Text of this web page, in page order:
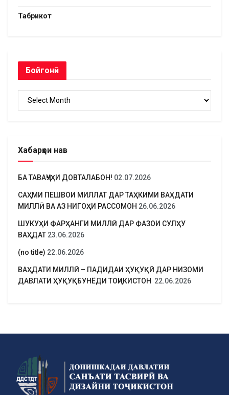
Табрикот
Бойгонӣ
Хабарҳои нав
БА ТАВАҶҶУҲИ ДОВТАЛАБОН! 02.07.2026
САҲМИ ПЕШВОИ МИЛЛАТ ДАР ТАҲКИМИ ВАҲДАТИ
МИЛЛӢ ВА АЗ НИГОҲИ РАССОМОН 26.06.2026
ШУКУҲИ ФАРҲАНГИ МИЛЛӢ ДАР ФАЗОИ СУЛҲУ
ВАҲДАТ 23.06.2026
(no title) 22.06.2026
ВАҲДАТИ МИЛЛӢ – ПАДИДАИ ҲУҚУҚӢ ДАР НИЗОМИ
ДАВЛАТИ ҲУҚУҚБУНЁДИ ТОҶИКИСТОН 22.06.2026